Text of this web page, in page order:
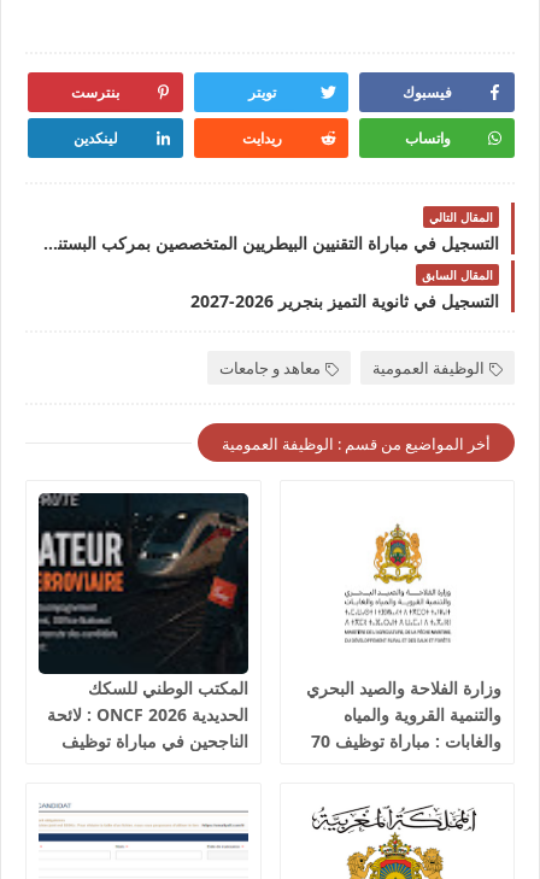
فيسبوك تويتر بنترست
واتساب ريدايت لينكدين
المقال التالي
التسجيل في مباراة التقنيين البيطريين المتخصصين بمركب البستنة أكادير 2026-2027
المقال السابق
التسجيل في ثانوية التميز بنجرير 2026-2027
الوظيفة العمومية معاهد و جامعات
أخر المواضيع من قسم : الوظيفة العمومية
وزارة الفلاحة والصيد البحري
والتنمية القروية والمياه
والغابات : مباراة توظيف 70
المكتب الوطني للسكك
الحديدية 2026 ONCF : لائحة
الناجحين في مباراة توظيف